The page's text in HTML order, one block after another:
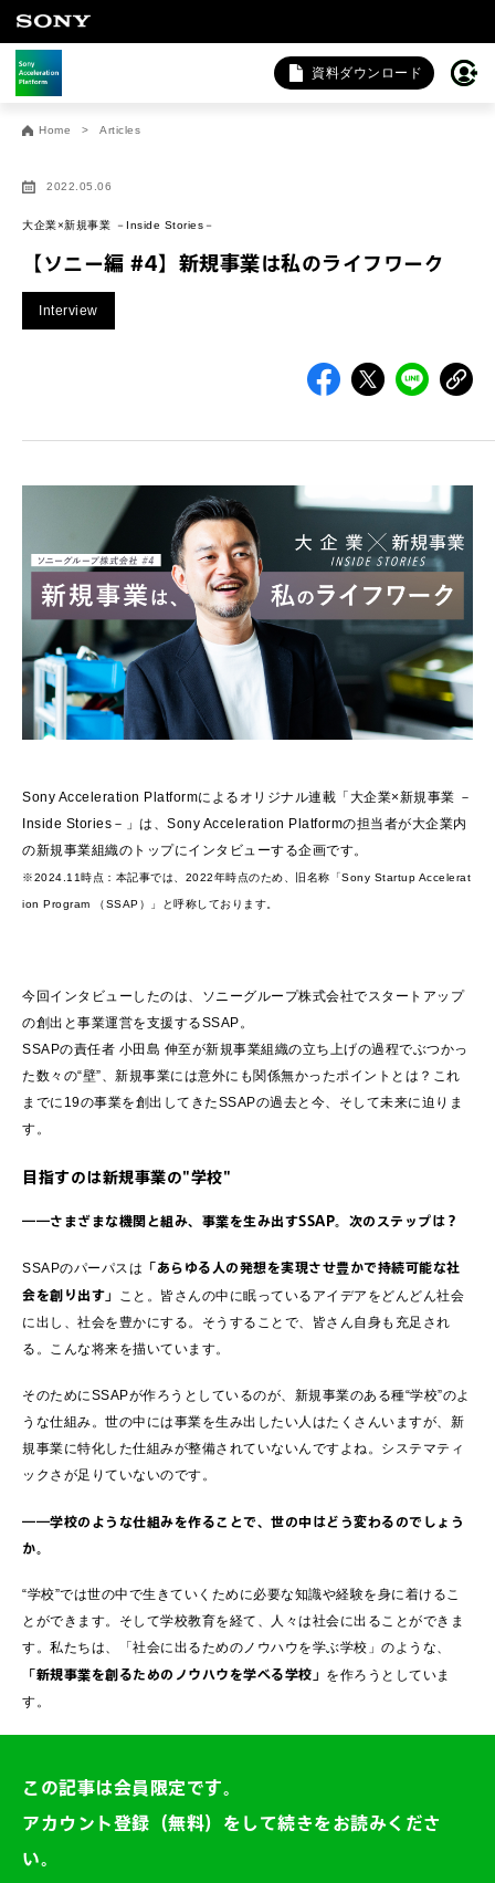
資料ダウンロード
Home Articles
2022.05.06
大企業×新規事業 －Inside Stories－
【ソニー編 #4】新規事業は私のライフワーク
Interview
Sony Acceleration Platformによるオリジナル連載「大企業×新規事業 －
Inside Stories－」は、Sony Acceleration Platformの担当者が大企業内
の新規事業組織のトップにインタビューする企画です。
※2024.11時点：本記事では、2022年時点のため、旧名称「Sony Startup Accelerat
ion Program （SSAP）」と呼称しております。
今回インタビューしたのは、ソニーグループ株式会社でスタートアップ
の創出と事業運営を支援するSSAP。
SSAPの責任者 小田島 伸至が新規事業組織の立ち上げの過程でぶつかっ
た数々の“壁”、新規事業には意外にも関係無かったポイントとは？これ
までに19の事業を創出してきたSSAPの過去と今、そして未来に迫りま
す。
目指すのは新規事業の"学校"
――さまざまな機関と組み、事業を生み出すSSAP。次のステップは？
SSAPのパーパスは 「あらゆる人の発想を実現させ豊かで持続可能な社
会を創り出す」
こと。皆さんの中に眠っているアイデアをどんどん社会
に出し、社会を豊かにする。そうすることで、皆さん自身も充足され
る。こんな将来を描いています。
そのためにSSAPが作ろうとしているのが、新規事業のある種“学校”のよ
うな仕組み。世の中には事業を生み出したい人はたくさんいますが、新
規事業に特化した仕組みが整備されていないんですよね。システマティ
ックさが足りていないのです。
――学校のような仕組みを作ることで、世の中はどう変わるのでしょう
か。
“学校”では世の中で生きていくために必要な知識や経験を身に着けるこ
とができます。そして学校教育を経て、人々は社会に出ることができま
す。私たちは、「社会に出るためのノウハウを学ぶ学校」のような、
「新規事業を創るためのノウハウを学べる学校」 を作ろうとしていま
す。
この記事は会員限定です。
アカウント登録（無料）をして続きをお読みくださ
い。
お問い合わせ
法人向けサービスに関するご相談・お問い合わせは以下のボタ
法人お問い合わせ